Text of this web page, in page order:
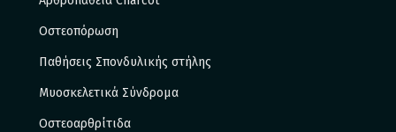
Οστεοπόρωση
Παθήσεις Σπονδυλικής στήλης
Μυοσκελετικά Σύνδρομα
Οστεοαρθρίτιδα